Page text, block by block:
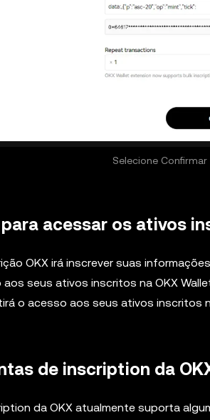
Selecione
acessar os ativos
OKX irá inscrever suas
seus ativos inscritos na OKX
o acesso aos seus ativos inscritos
de inscription da
da OKX atualmente suporta